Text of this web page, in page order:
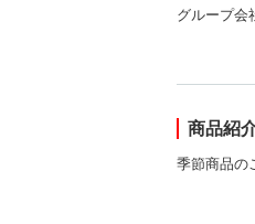
グループ会
商品紹
季節商品の